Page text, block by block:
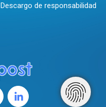
Descargo de responsabilidad